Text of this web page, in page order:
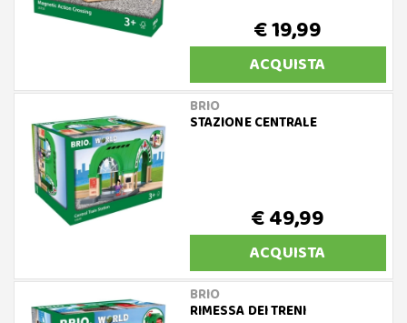
€ 19,99
ACQUISTA
BRIO
STAZIONE CENTRALE
€ 49,99
ACQUISTA
BRIO
RIMESSA DEI TRENI